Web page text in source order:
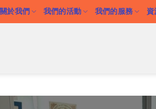
關於我們 我們的活動 我們的服務 資